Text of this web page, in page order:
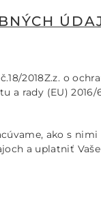
2018Z.z. o
a rady (EU)
ako s nimi
a uplatniť